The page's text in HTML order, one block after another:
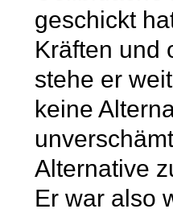
geschickt
Kräften und
stehe er
keine
Alternative
Er war also